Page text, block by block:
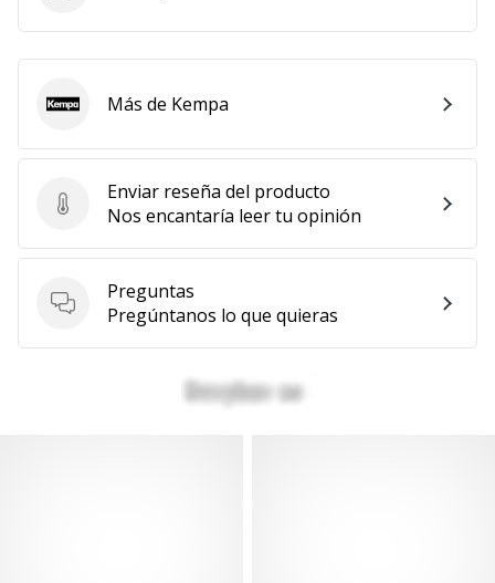
Enviar reseña del producto
Enviar reseña del producto
Nos encantaría leer tu opinión
Preguntas
Preguntas
Pregúntanos lo que quieras
KempaMás de Kempa